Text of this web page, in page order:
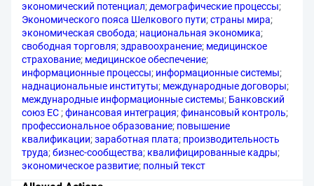
экономический потенциал; демографические процессы;
Экономического пояса Шелкового пути;страны мира;
экономическая свобода; национальная экономика;
свободная торговля;здравоохранение; медицинское
страхование; медицинское обеспечение;
информационные процессы; информационные системы;
наднациональные институты; международные договоры;
международные информационные системы; Банковский
союз ЕС ;финансовая интеграция;финансовый контроль;
профессиональное образование; повышение
квалификации;заработная плата; производительность
труда;бизнес-сообщества; квалифицированные кадры;
экономическое развитие; полный текст